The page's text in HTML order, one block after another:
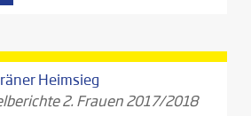
Heimsieg
2. Frauen 2017/2018